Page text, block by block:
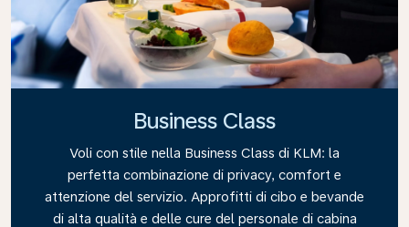
Business Class
Voli con stile nella Business Class di KLM: la
perfetta combinazione di privacy, comfort e
attenzione del servizio. Approfitti di cibo e bevande
di alta qualità e delle cure del personale di cabina